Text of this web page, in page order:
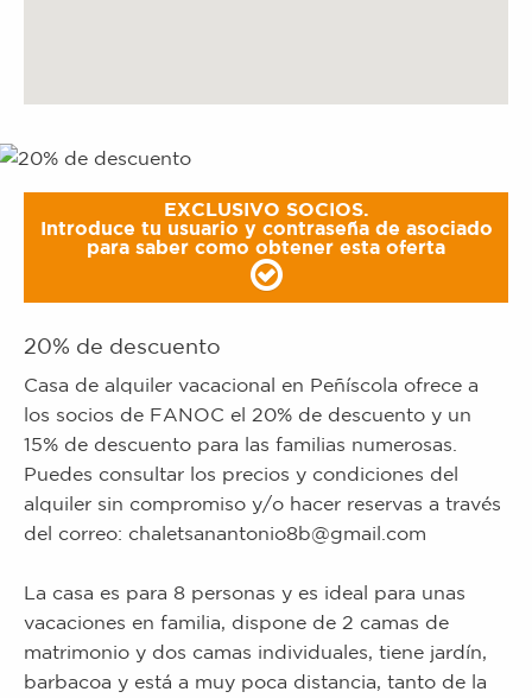
EXCLUSIVO SOCIOS.
Introduce tu usuario y contraseña de asociado
para saber como obtener esta oferta
20% de descuento
Casa de alquiler vacacional en Peñíscola ofrece a
los socios de FANOC el 20% de descuento y un
15% de descuento para las familias numerosas.
Puedes consultar los precios y condiciones del
alquiler sin compromiso y/o hacer reservas a través
del correo: chaletsanantonio8b@gmail.com
La casa es para 8 personas y es ideal para unas
vacaciones en familia, dispone de 2 camas de
matrimonio y dos camas individuales, tiene jardín,
barbacoa y está a muy poca distancia, tanto de la